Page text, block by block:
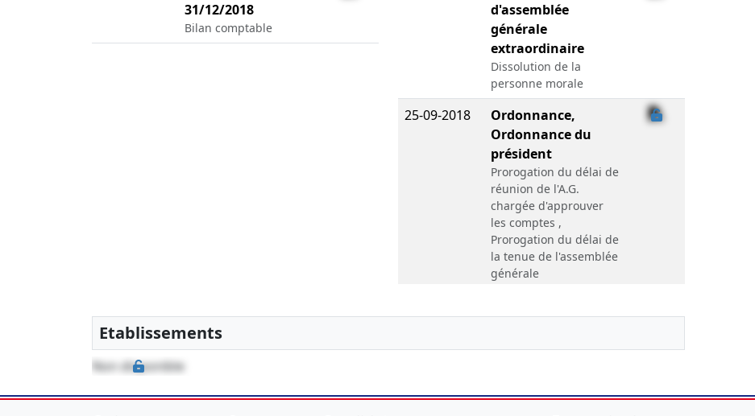
31/12/2018
Bilan comptable
d'assemblée
générale
extraordinaire
Dissolution de la
personne morale
25-09-2018
Ordonnance,
Ordonnance du
président
Prorogation du délai de
réunion de l'A.G.
chargée d'approuver
les comptes ,
Prorogation du délai de
la tenue de l'assemblée
générale
23-12-2008 Acte
Etablissements
Non disponible